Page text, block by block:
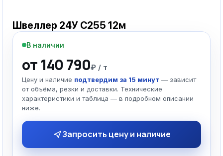
Швеллер 24У С255 12м
В наличии
от 140 790₽ / т
Цену и наличие подтвердим за 15 минут — зависит
от объёма, резки и доставки. Технические
характеристики и таблица — в подробном описании
ниже.
Запросить цену и наличие